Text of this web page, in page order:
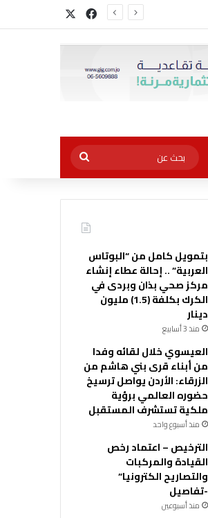
فيسبوك
الوضع المظلم
بحث
عن
بتمويل كامل من “البوتاس
العربية” .. إحالة عطاء إنشاء
مركز صحي بذان وبردى في
الكرك بكلفة (1.5) مليون
دينار
منذ 3 أسابيع
العيسوي خلال لقائه وفدا
من أبناء قرى بني هاشم من
الزرقاء: الأردن يواصل ترسيخ
حضوره العالمي برؤية
ملكية تستشرف المستقبل
منذ أسبوع واحد
الترخيص – اعتماد رخص
القيادة والمركبات
والتصاريح الكترونيا”
-تفاصيل
منذ أسبوعين